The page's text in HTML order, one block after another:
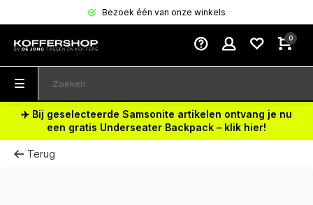
Bezoek één van onze winkels
0
✈️ Bij geselecteerde Samsonite artikelen ontvang je nu
een gratis Underseater Backpack – klik hier!
Terug